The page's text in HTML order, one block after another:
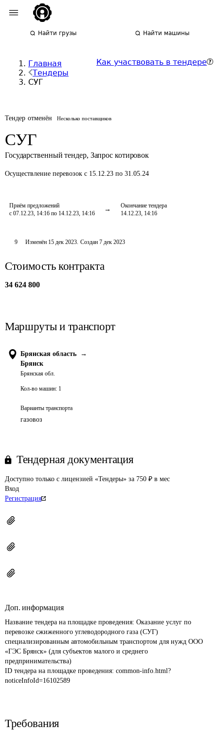
Найти грузы Найти машины
Главная
Тендеры
СУГ
Как участвовать в тендере
Тендер отменён Несколько поставщиков
СУГ
Государственный тендер, Запрос котировок
Осуществление перевозок с 15.12.23 по 31.05.24
Приём предложений
с 07.12.23, 14:16 по 14.12.23, 14:16
Окончание тендера
14.12.23, 14:16
9 Изменён 15 дек 2023. Создан 7 дек 2023
Стоимость контракта
34 624 800
Маршруты и транспорт
Брянская область
→
Брянск
Брянская обл.
Кол-во машин: 1
Варианты транспорта
газовоз
Тендерная документация
Доступно только с лицензией «Тендеры» за 750 ₽ в мес
Вход
Регистрация
Доп. информация
Название тендера на площадке проведения: Оказание услуг по
перевозке сжиженного углеводородного газа (СУГ)
специализированным автомобильным транспортом для нужд ООО
«ГЭС Брянск» (для субъектов малого и среднего
предпринимательства)
ID тендера на площадке проведения: common-info.html?
noticeInfoId=16102589
Требования